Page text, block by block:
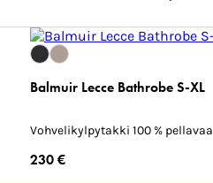
Balmuir Lecce Bathrobe S-XL
Vohvelikylpytakki 100 % pellavaa
230 €